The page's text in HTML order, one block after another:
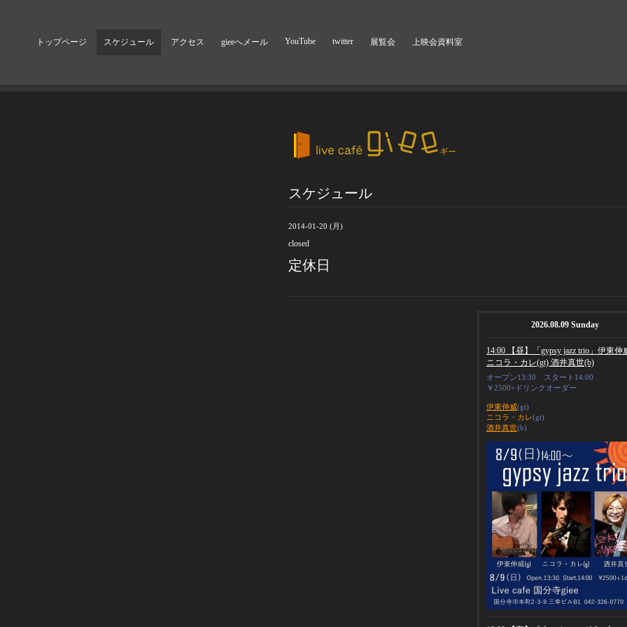
トップページ スケジュール アクセス gieeへメール YouTube twitter 展覧会 上映会資料室
スケジュール
2014-01-20 (月)
closed
定休日
2026.08.09 Sunday
14:00 【昼】「gypsy jazz trio」伊東伸
ニコラ・カレ(gt) 酒井真世(b)
オープン13:30 スタート14:00
￥2500+ドリンクオーダー
伊東伸威(gt)
ニコラ・カレ(gt)
酒井真世(b)